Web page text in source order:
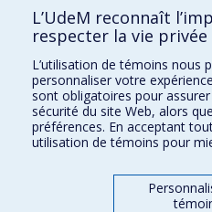
Comment soutenir le
BESOIN D'AIDE?
Plan du site
Signaler une erreur
Accessibilité
FACULTÉ DES ARTS ET DES
Nos départements et écoles
L’UdeM reconnaît
respecter la vie privée
L’utilisation de témoins nous
personnaliser votre
sont obligatoires pour
sécurité du site Web, alors
préférences. En acceptant
utilisation de témoins pour